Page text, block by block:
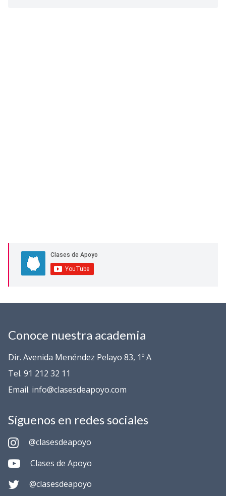
Conoce nuestra academia
Dir. Avenida Menéndez Pelayo 83, 1º A
Tel. 91 212 32 11
Email. info@clasesdeapoyo.com
Síguenos en redes sociales
@clasesdeapoyo
Clases de Apoyo
@clasesdeapoyo